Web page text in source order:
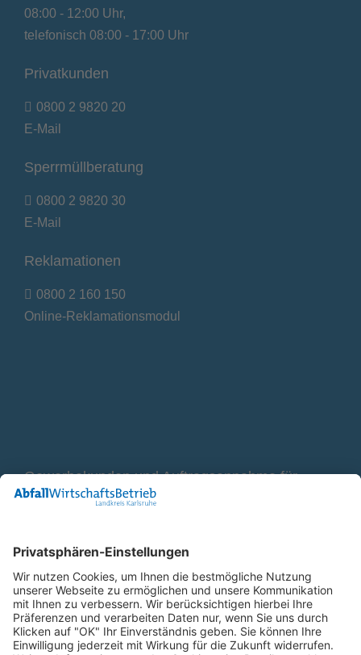
08:00 - 12:00 Uhr,
telefonisch 08:00 - 17:00 Uhr
Privatkunden
0800 2 9820 20
E-Mail
Sperrmüllberatung
0800 2 9820 30
E-Mail
Reklamationen
0800 2 160 150
Online-Reklamationsmodul
Gewerbekunden und Auftragsannahme für
Container
E-Mail
Bleiben Sie in Verbindung
Facebook Landkreis Karlsruhe
Instagram Landkreis Karlsruhe